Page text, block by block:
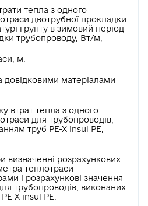
тепла з одного
двотрубної прокладки
грунту в зимовий період
трубопроводу, Вт/м;
м.
довідковими матеріалами
втрат тепла з одного
для трубопроводів,
труб РЕ-Х insul РЕ,
визначенні розрахункових
теплотраси
і розрахункові значення
трубопроводів, виконаних
Х insul РЕ.